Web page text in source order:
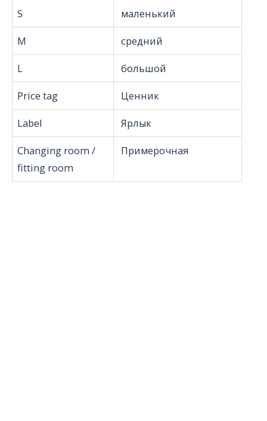
S
маленький
M
средний
L
большой
Price tag
Ценник
Label
Ярлык
Сhanging room /
fitting room
Примерочная